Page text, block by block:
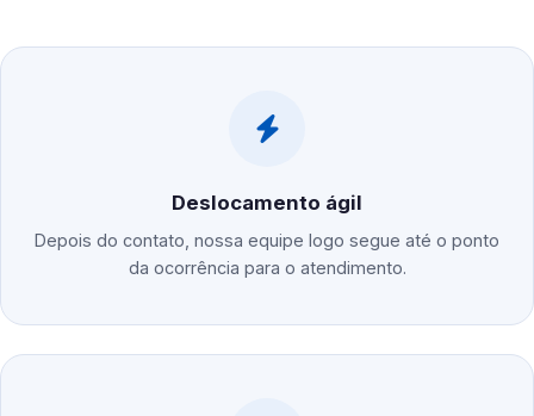
Deslocamento ágil
Depois do contato, nossa equipe logo segue até o ponto
da ocorrência para o atendimento.